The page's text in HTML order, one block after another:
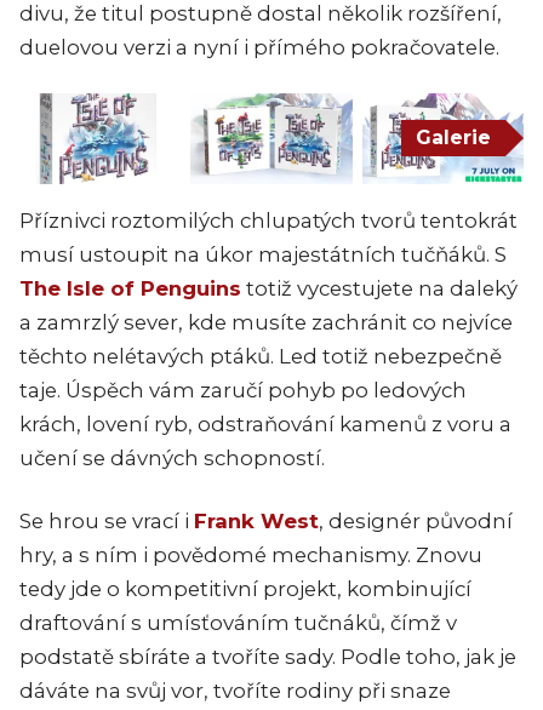
divu, že titul postupně dostal několik rozšíření,
duelovou verzi a nyní i přímého pokračovatele.
Galerie
Příznivci roztomilých chlupatých tvorů tentokrát
musí ustoupit na úkor majestátních tučňáků. S
The Isle of Penguins totiž vycestujete na daleký
a zamrzlý sever, kde musíte zachránit co nejvíce
těchto nelétavých ptáků. Led totiž nebezpečně
taje. Úspěch vám zaručí pohyb po ledových
krách, lovení ryb, odstraňování kamenů z voru a
učení se dávných schopností.
Se hrou se vrací i Frank West, designér původní
hry, a s ním i povědomé mechanismy. Znovu
tedy jde o kompetitivní projekt, kombinující
draftování s umísťováním tučnáků, čímž v
podstatě sbíráte a tvoříte sady. Podle toho, jak je
dáváte na svůj vor, tvoříte rodiny při snaze